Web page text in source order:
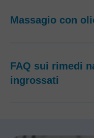
Massagio con
FAQ sui rimedi
ingrossati